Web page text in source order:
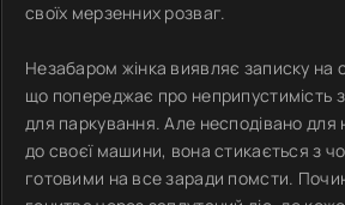
своїх мерзенних розваг.
Незабаром жінка виявляє записку на
що попереджає про неприпустимість
для паркування. Але несподівано для
до своєї машини, вона стикається з
готовими на все заради помсти.